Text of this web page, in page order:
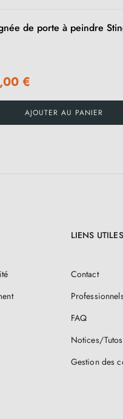
de porte à peindre
€
AJOUTER AU PANIER
LIENS UTILES
Contact
FAQ
Notices/Tutos
Gestion des